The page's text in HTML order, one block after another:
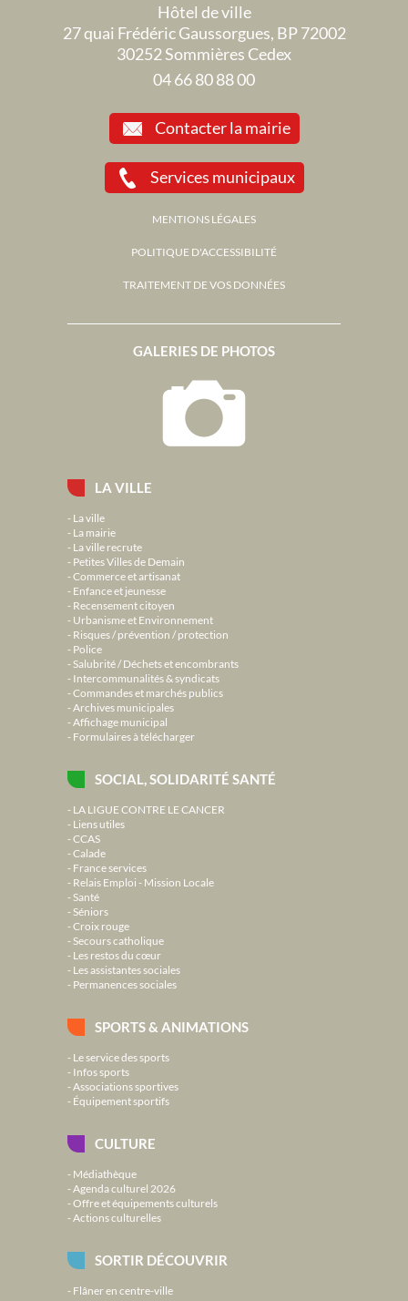
LA VILLE
La ville
La mairie
La ville recrute
Petites Villes de Demain
Commerce et artisanat
Enfance et jeunesse
Recensement citoyen
Urbanisme et Environnement
Risques / prévention / protection
Police
Salubrité / Déchets et encombrants
Intercommunalités & syndicats
Commandes et marchés publics
Archives municipales
Affichage municipal
Formulaires à télécharger
SOCIAL, SOLIDARITÉ SANTÉ
LA LIGUE CONTRE LE CANCER
Liens utiles
CCAS
Calade
France services
Relais Emploi - Mission Locale
Santé
Séniors
Croix rouge
Secours catholique
Les restos du cœur
Les assistantes sociales
Permanences sociales
SPORTS & ANIMATIONS
Le service des sports
Infos sports
Associations sportives
Équipement sportifs
CULTURE
Médiathèque
Agenda culturel 2026
Offre et équipements culturels
Actions culturelles
SORTIR DÉCOUVRIR
Flâner en centre-ville
GALERIES DE PHOTOS
Hôtel de ville
27 quai Frédéric Gaussorgues, BP 72002
30252 Sommières Cedex
04 66 80 88 00
Contacter la mairie
Services municipaux
MENTIONS LÉGALES
POLITIQUE D'ACCESSIBILITÉ
TRAITEMENT DE VOS DONNÉES